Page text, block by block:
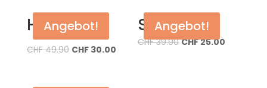
Angebot!
Hose
CHF49.90 CHF30.00
Angebot!
Shorts
CHF39.90 CHF25.00